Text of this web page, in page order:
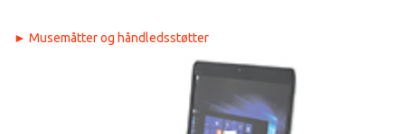
► Musemåtter og håndledsstøtter